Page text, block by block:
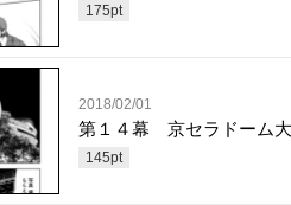
175pt
2018/02/01
第１４幕 京セラドーム
145pt